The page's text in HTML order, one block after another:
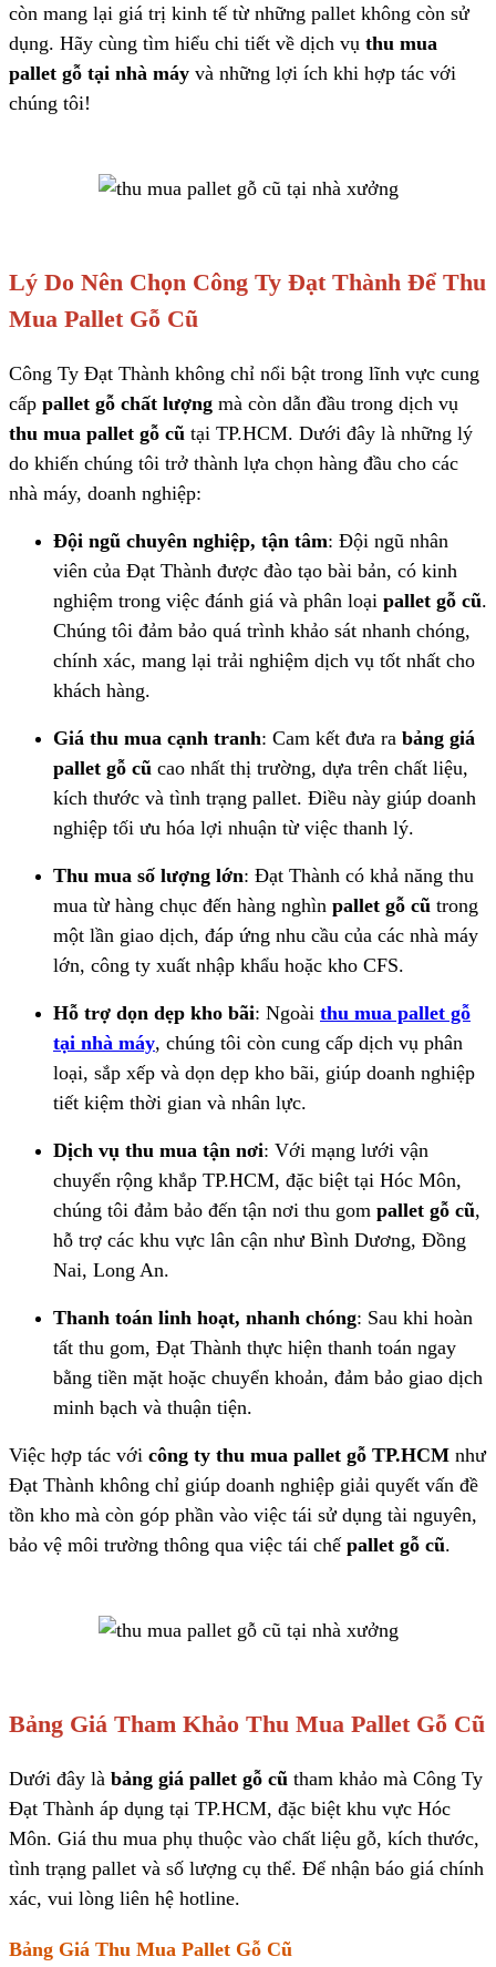
còn mang lại giá trị kinh tế từ những pallet không còn sử
dụng. Hãy cùng tìm hiểu chi tiết về dịch vụ thu mua
pallet gỗ tại nhà máy và những lợi ích khi hợp tác với
chúng tôi!
Lý Do Nên Chọn Công Ty Đạt Thành Để Thu
Mua Pallet Gỗ Cũ
Công Ty Đạt Thành không chỉ nổi bật trong lĩnh vực cung
cấp pallet gỗ chất lượng mà còn dẫn đầu trong dịch vụ
thu mua pallet gỗ cũ tại TP.HCM. Dưới đây là những lý
do khiến chúng tôi trở thành lựa chọn hàng đầu cho các
nhà máy, doanh nghiệp:
Đội ngũ chuyên nghiệp, tận tâm: Đội ngũ nhân
viên của Đạt Thành được đào tạo bài bản, có kinh
nghiệm trong việc đánh giá và phân loại pallet gỗ cũ.
Chúng tôi đảm bảo quá trình khảo sát nhanh chóng,
chính xác, mang lại trải nghiệm dịch vụ tốt nhất cho
khách hàng.
Giá thu mua cạnh tranh: Cam kết đưa ra bảng giá
pallet gỗ cũ cao nhất thị trường, dựa trên chất liệu,
kích thước và tình trạng pallet. Điều này giúp doanh
nghiệp tối ưu hóa lợi nhuận từ việc thanh lý.
Thu mua số lượng lớn: Đạt Thành có khả năng thu
mua từ hàng chục đến hàng nghìn pallet gỗ cũ trong
một lần giao dịch, đáp ứng nhu cầu của các nhà máy
lớn, công ty xuất nhập khẩu hoặc kho CFS.
Hỗ trợ dọn dẹp kho bãi: Ngoài thu mua pallet gỗ
tại nhà máy, chúng tôi còn cung cấp dịch vụ phân
loại, sắp xếp và dọn dẹp kho bãi, giúp doanh nghiệp
tiết kiệm thời gian và nhân lực.
Dịch vụ thu mua tận nơi: Với mạng lưới vận
chuyển rộng khắp TP.HCM, đặc biệt tại Hóc Môn,
chúng tôi đảm bảo đến tận nơi thu gom pallet gỗ cũ,
hỗ trợ các khu vực lân cận như Bình Dương, Đồng
Nai, Long An.
Thanh toán linh hoạt, nhanh chóng: Sau khi hoàn
tất thu gom, Đạt Thành thực hiện thanh toán ngay
bằng tiền mặt hoặc chuyển khoản, đảm bảo giao dịch
minh bạch và thuận tiện.
Việc hợp tác với công ty thu mua pallet gỗ TP.HCM như
Đạt Thành không chỉ giúp doanh nghiệp giải quyết vấn đề
tồn kho mà còn góp phần vào việc tái sử dụng tài nguyên,
bảo vệ môi trường thông qua việc tái chế pallet gỗ cũ.
Bảng Giá Tham Khảo Thu Mua Pallet Gỗ Cũ
Dưới đây là bảng giá pallet gỗ cũ tham khảo mà Công Ty
Đạt Thành áp dụng tại TP.HCM, đặc biệt khu vực Hóc
Môn. Giá thu mua phụ thuộc vào chất liệu gỗ, kích thước,
tình trạng pallet và số lượng cụ thể. Để nhận báo giá chính
xác, vui lòng liên hệ hotline.
Bảng Giá Thu Mua Pallet Gỗ Cũ